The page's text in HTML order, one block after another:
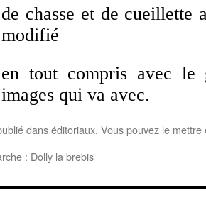
de chasse et de cueillette
modifié
en tout compris avec le
images qui va avec.
danséditoriaux. Vous pouvez le
: Dolly la brebis